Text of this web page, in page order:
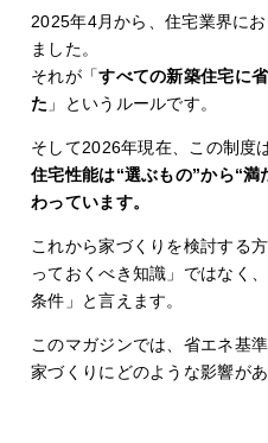
2025年4月から、住宅業界に
ました。
それが「すべての新築住宅に
た 」というルールです。
そして2026年現在、この制度
住宅性能は“選ぶもの”から“
わっています。
これから家づくりを検討する
っておくべき知識」ではなく
条件」と言えます。
このマガジンでは、省エネ基
家づくりにどのような影響が